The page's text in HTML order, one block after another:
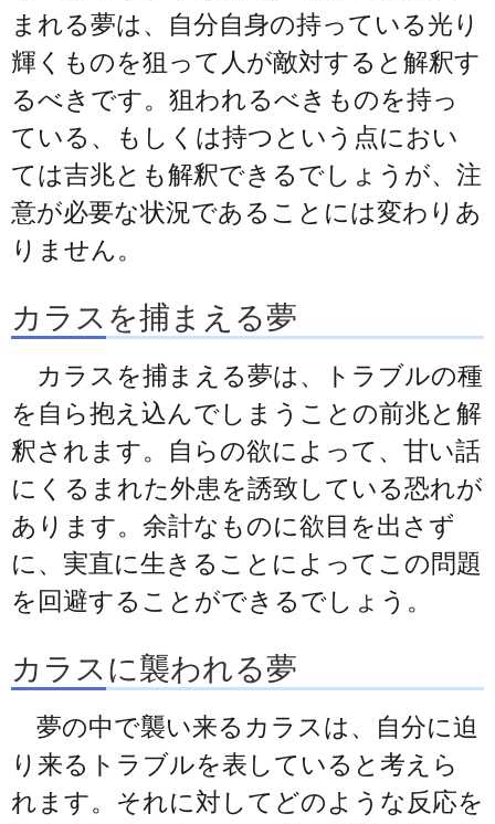
まれる夢は、自分自身の持っている光り
輝くものを狙って人が敵対すると解釈す
るべきです。狙われるべきものを持っ
ている、もしくは持つという点におい
ては吉兆とも解釈できるでしょうが、注
意が必要な状況であることには変わりあ
りません。
カラスを捕まえる夢
カラスを捕まえる夢は、トラブルの種
を自ら抱え込んでしまうことの前兆と解
釈されます。自らの欲によって、甘い話
にくるまれた外患を誘致している恐れが
あります。余計なものに欲目を出さず
に、実直に生きることによってこの問題
を回避することができるでしょう。
カラスに襲われる夢
夢の中で襲い来るカラスは、自分に迫
り来るトラブルを表していると考えら
れます。それに対してどのような反応を